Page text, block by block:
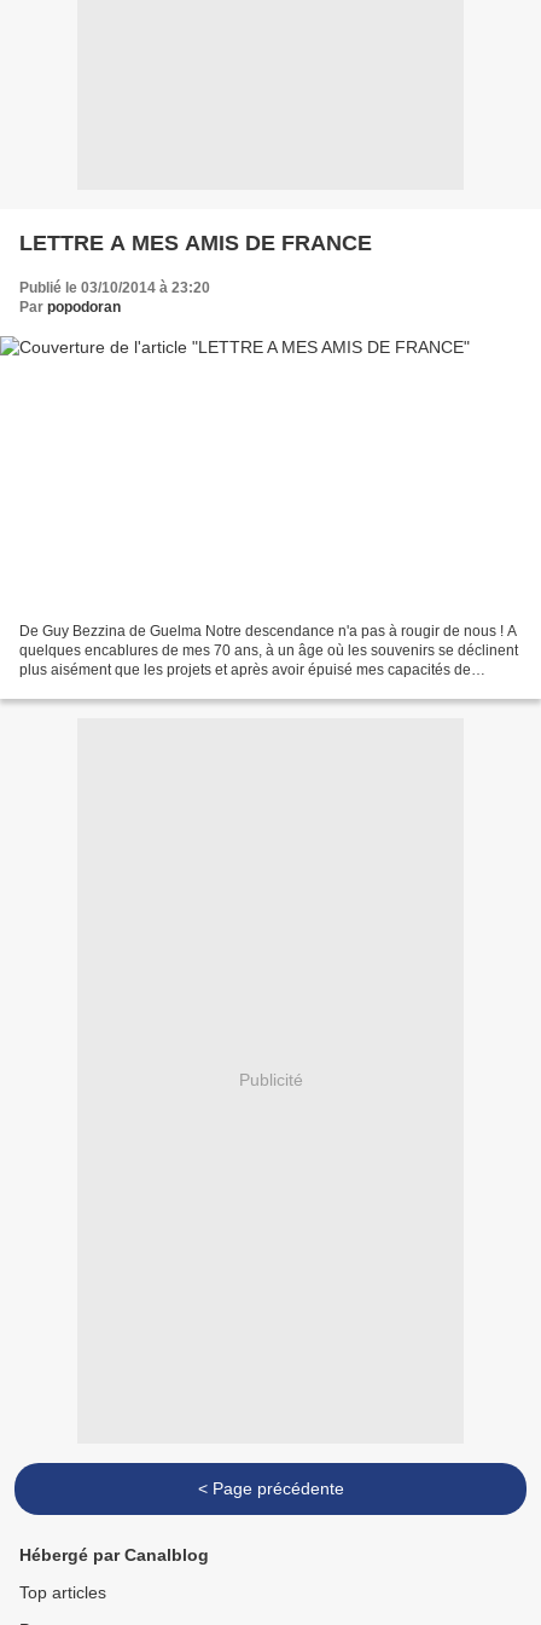
LETTRE A MES AMIS DE FRANCE
Publié le 03/10/2014 à 23:20
Par popodoran
De Guy Bezzina de Guelma Notre descendance n'a pas à rougir de nous ! A
quelques encablures de mes 70 ans, à un âge où les souvenirs se déclinent
plus aisément que les projets et après avoir épuisé mes capacités de
Publicité
< Page précédente
Hébergé par Canalblog
Top articles